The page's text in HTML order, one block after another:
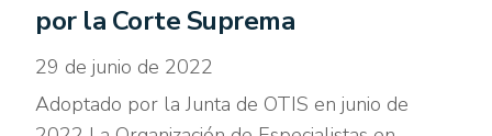
por la Corte Suprema
29 de junio de 2022
Adoptado por la Junta de OTIS en junio de